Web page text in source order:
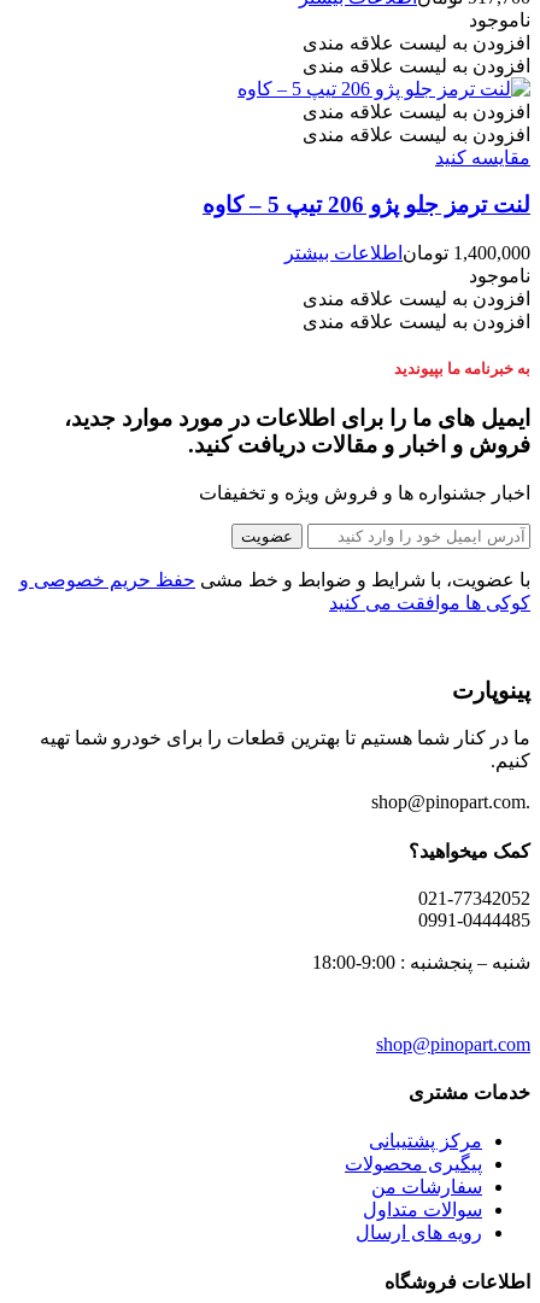
ناموجود
افزودن به لیست علاقه مندی
افزودن به لیست علاقه مندی
افزودن به لیست علاقه مندی
افزودن به لیست علاقه مندی
مقایسه کنید
لنت ترمز جلو پژو 206 تیپ 5 – کاوه
1,400,000 تومان اطلاعات بیشتر
ناموجود
افزودن به لیست علاقه مندی
افزودن به لیست علاقه مندی
به خبرنامه ما بپیوندید
ایمیل های ما را برای اطلاعات در مورد موارد جدید،
فروش و اخبار و مقالات دریافت کنید.
اخبار جشنواره ها و فروش ویژه و تخفیفات
عضویت
با عضویت، با شرایط و ضوابط و خط مشی حفظ حریم خصوصی و
کوکی ها موافقت می کنید
پینوپارت
ما در کنار شما هستیم تا بهترین قطعات را برای خودرو شما تهیه
کنیم.
.shop@pinopart.com
کمک میخواهید؟
021-77342052
0991-0444485
شنبه – پنجشنبه : 9:00-18:00
shop@pinopart.com
خدمات مشتری
مرکز پشتیبانی
پیگیری محصولات
سفارشات من
سوالات متداول
رویه های ارسال
اطلاعات فروشگاه